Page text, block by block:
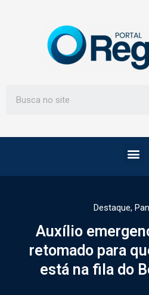
Destaque,
Auxílio
retomado para
está na fila do